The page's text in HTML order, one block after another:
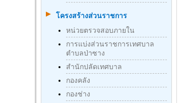
โครงสร้างส่วนราชการ
หน่วยตรวจสอบภายใน
การแบ่งส่วนราชการเทศบาล
ตำบลป่าซาง
สำนักปลัดเทศบาล
กองคลัง
กองช่าง